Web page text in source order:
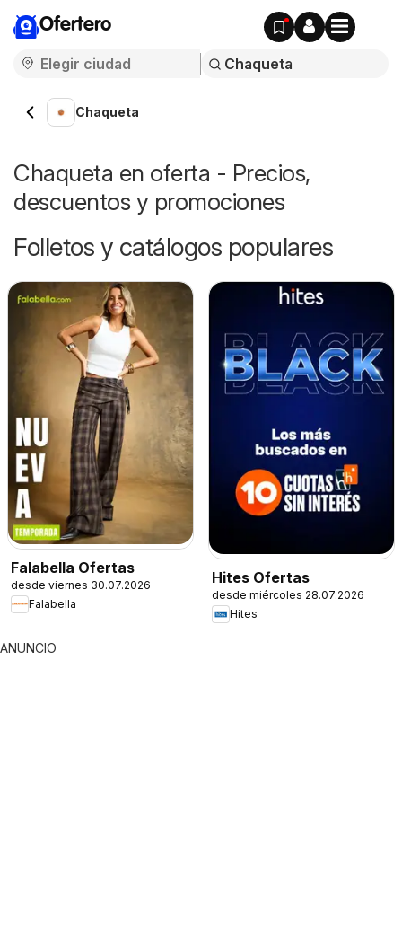
Ofertero
Chaqueta
Chaqueta en oferta - Precios,
descuentos y promociones
Folletos y catálogos populares
Falabella Ofertas
desde viernes 30.07.2026
Falabella
Hites Ofertas
desde miércoles 28.07.2026
Hites
ANUNCIO